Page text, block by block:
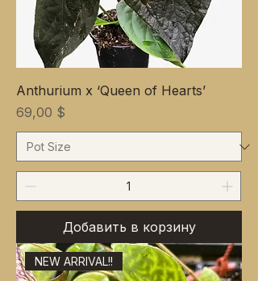
Anthurium x ‘Queen of Hearts’
Цена
69,00 $
Добавить в корзину
NEW ARRIVAL!!